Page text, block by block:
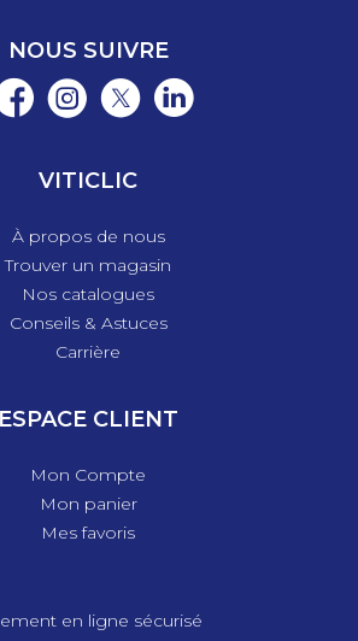
NOUS SUIVRE
VITICLIC
À propos de nous
Trouver un magasin
Nos catalogues
Conseils & Astuces
Carrière
ESPACE CLIENT
Mon Compte
Mon panier
Mes favoris
en ligne sécurisé